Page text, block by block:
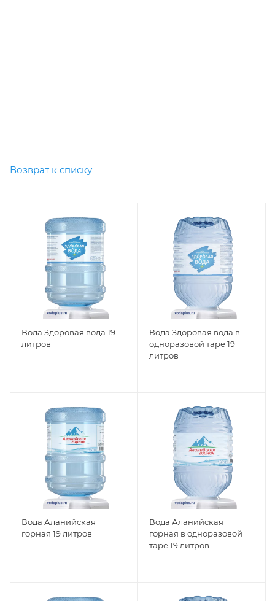
Возврат к списку
Вода Здоровая вода 19
литров
Вода Здоровая вода в
одноразовой таре 19
литров
Вода Аланийская
горная 19 литров
Вода Аланийская
горная в одноразовой
таре 19 литров